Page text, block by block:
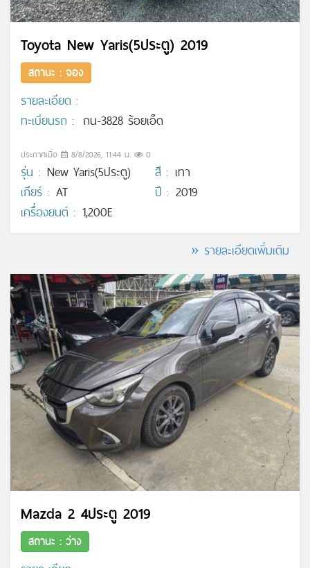
Toyota New Yaris(5ประตู) 2019
สถานะ : จอง
รายละเอียด :
ทะเบียนรถ : กน-3828 ร้อยเอ็ด
ประกาศเมื่อ 8/8/2026, 11:44 น. 0
รุ่น : New Yaris(5ประตู) สี : เทา
เกียร์ : AT ปี : 2019
เครื่องยนต์ : 1,200E
» รายละเอียดเพิ่มเติม
Mazda 2 4ประตู 2019
สถานะ : ว่าง